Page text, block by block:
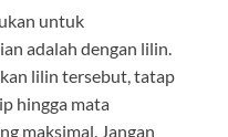
untuk
adalah dengan lilin.
lilin tersebut, tatap
hingga mata
maksimal. Jangan